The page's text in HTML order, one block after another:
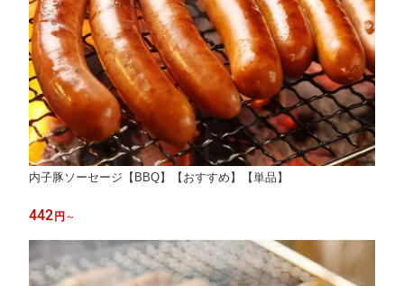
内子豚ソーセージ【BBQ】【おすすめ】【単品】
442 円 ～